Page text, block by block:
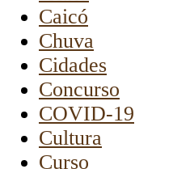
Caicó
Chuva
Cidades
Concurso
COVID-19
Cultura
Curso